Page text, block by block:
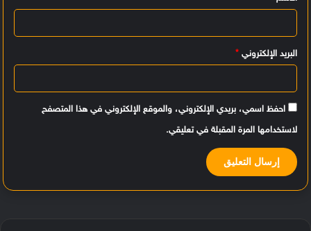
البريد الإلكتروني *
احفظ اسمي، بريدي الإلكتروني، والموقع الإلكتروني في هذا المتصفح
لاستخدامها المرة المقبلة في تعليقي.